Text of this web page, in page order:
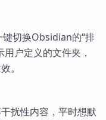
切换Obsidian的“排
户定义的文件夹，
。
扰性内容，平时想默